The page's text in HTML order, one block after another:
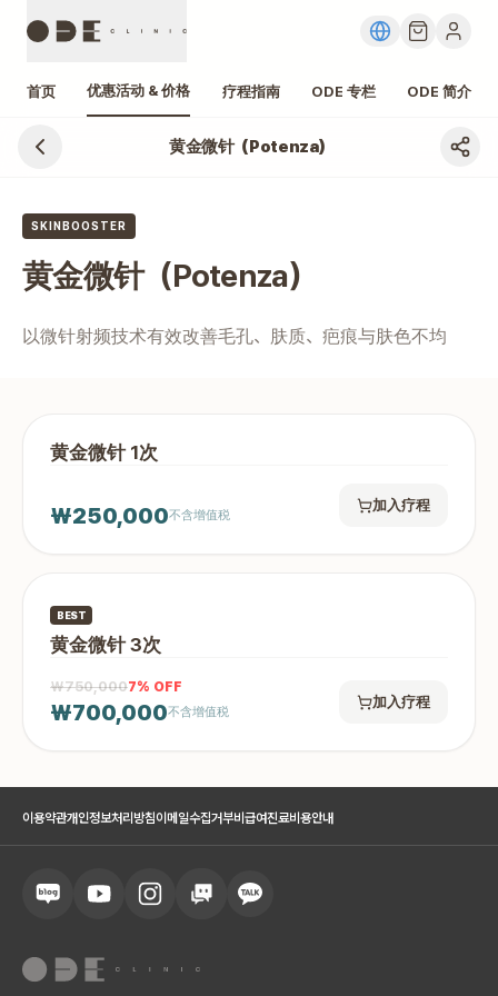
首页 优惠活动 & 价格 疗程指南 ODE 专栏 ODE 简介
黄金微针（Potenza）
江南 黄金微针（Potenza） 价格、费用
SKINBOOSTER
黄金微针（Potenza）
以微针射频技术有效改善毛孔、肤质、疤痕与肤色不均
黄金微针 1次
₩250,000不含增值税
加入疗程
BEST
黄金微针 3次
₩750,0007% OFF
₩700,000不含增值税
加入疗程
이용약관개인정보처리방침이메일수집거부비급여진료비용안내